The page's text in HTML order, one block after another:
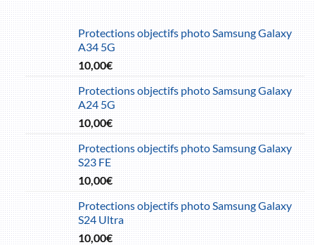
Protections objectifs photo Samsung Galaxy
A34 5G
10,00€
Protections objectifs photo Samsung Galaxy
A24 5G
10,00€
Protections objectifs photo Samsung Galaxy
S23 FE
10,00€
Protections objectifs photo Samsung Galaxy
S24 Ultra
10,00€